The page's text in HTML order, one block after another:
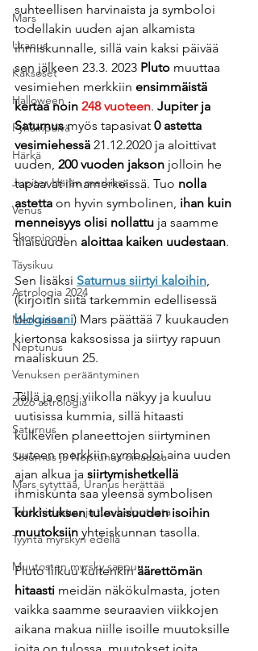
Mars
Uranus
Kaksoset
Halloween
Pyhäinpäivä
Härkä
Jupiter Härän merkissä
Venus
Skorpiooni
Täysikuu
Astrologia 2024
Merkurius
Neptunus
Venuksen perääntyminen
2026 astrologia
Saturnus
Saturnus ja Neptunus oinaassa
Mars sytyttää, Uranus herättää
Tahti hidastuu ja tuo helpotusta
Tyyntä myrskyn edellä
Muutosten myrsky saapuu
suhteellisen harvinaista ja symboloi
todellakin uuden ajan alkamista
ihmiskunnalle, sillä vain kaksi päivää
sen jälkeen 23.3. 2023 Pluto muuttaa
vesimiehen merkkiin ensimmäistä
kertaa noin 248 vuoteen. Jupiter ja
Saturnus myös tapasivat 0 astetta
vesimiehessä 21.12.2020 ja aloittivat
uuden, 200 vuoden jakson jolloin he
tapaavat ilmamerkeissä. Tuo nolla
astetta on hyvin symbolinen, ihan kuin
menneisyys olisi nollattu ja saamme
tilaisuuden aloittaa kaiken uudestaan.
Sen lisäksi Saturnus siirtyi kaloihin,
(kirjoitin siitä tarkemmin edellisessä
blogissani) Mars päättää 7 kuukauden
kiertonsa kaksosissa ja siirtyy rapuun
maaliskuun 25.
Tällä ja ensi viikolla näkyy ja kuuluu
uutisissa kummia, sillä hitaasti
kulkevien planeettojen siirtyminen
uuteen merkkiin symboloi aina uuden
ajan alkua ja siirtymishetkellä
ihmiskunta saa yleensä symbolisen
kurkistuksen tulevaisuuden isoihin
muutoksiin yhteiskunnan tasolla.
Pluto liikuu kuitenkin äärettömän
hitaasti meidän näkökulmasta, joten
vaikka saamme seuraavien viikkojen
aikana makua niille isoille muutoksille